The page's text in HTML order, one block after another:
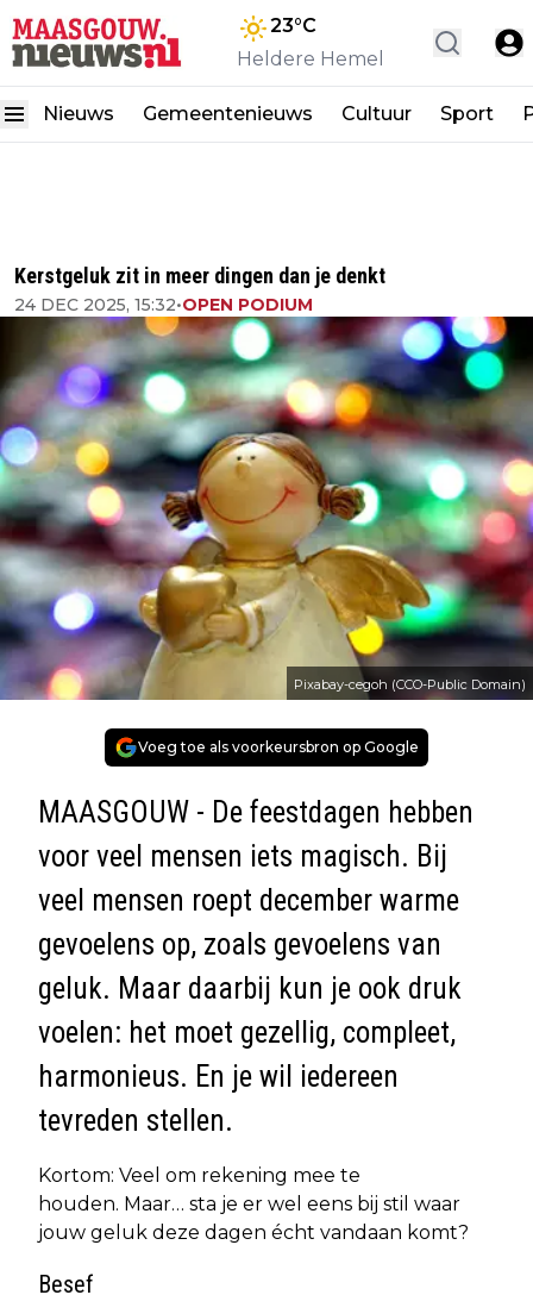
23°C
Heldere Hemel
Nieuws Gemeentenieuws Cultuur Sport
Kerstgeluk zit in meer dingen dan je denkt
24 DEC 2025, 15:32•OPEN PODIUM
Pixabay-cegoh (CCO-Public Domain)
Voeg toe als voorkeursbron op Google
MAASGOUW - De feestdagen hebben
voor veel mensen iets magisch. Bij
veel mensen roept december warme
gevoelens op, zoals gevoelens van
geluk. Maar daarbij kun je ook druk
voelen: het moet gezellig, compleet,
harmonieus. En je wil iedereen
tevreden stellen.
Kortom: Veel om rekening mee te
houden. Maar… sta je er wel eens bij stil waar
jouw geluk deze dagen écht vandaan komt?
Besef